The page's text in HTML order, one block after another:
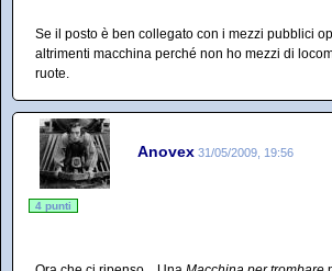
Se il posto è ben collegato con i mezzi pubblici
altrimenti macchina perché non ho mezzi di
ruote.
Anovex 31/05/2009, 19:56
4 punti